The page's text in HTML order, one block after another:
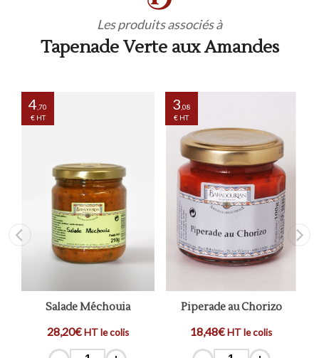
Les produits associés à
Tapenade Verte aux Amandes
4,70
€ HT
Salade Méchouia
28,20€ HT le colis
3,08
€ HT
Piperade au Chorizo
18,48€HT le colis